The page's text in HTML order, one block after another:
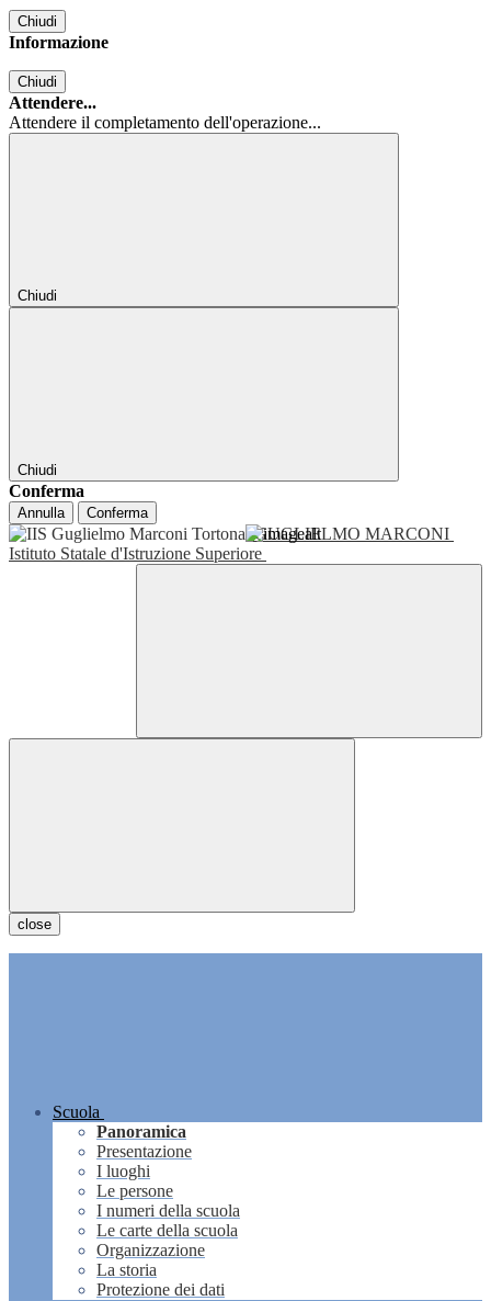
Chiudi
Informazione
Chiudi
Attendere...
Attendere il completamento dell'operazione...
Chiudi
Chiudi
Conferma
Annulla Conferma
GUGLIELMO MARCONI
Istituto Statale d'Istruzione Superiore
close
Scuola
Panoramica
Presentazione
I luoghi
Le persone
I numeri della scuola
Le carte della scuola
Organizzazione
La storia
Protezione dei dati